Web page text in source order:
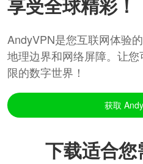
享受全球精彩！
AndyVPN是您互联网体验
地理边界和网络屏障。让
限的数字世界！
获取
下载适合